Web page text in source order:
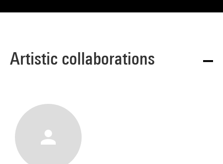
Artistic collaborations